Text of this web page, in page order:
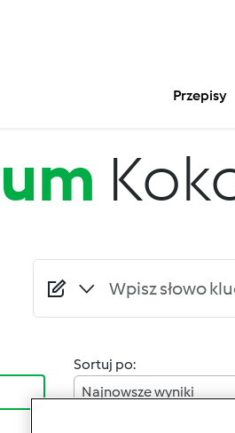
Przepisy
Sortuj po:
Najnowsze wyniki